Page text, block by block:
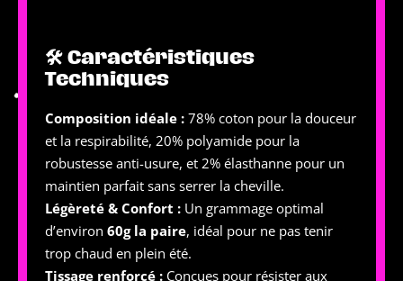
🛠 Caractéristiques
Techniques
Composition idéale : 78% coton pour la douceur
et la respirabilité, 20% polyamide pour la
robustesse anti-usure, et 2% élasthanne pour un
maintien parfait sans serrer la cheville.
Légèreté & Confort : Un grammage optimal
d’environ 60g la paire, idéal pour ne pas tenir
trop chaud en plein été.
Tissage renforcé : Conçues pour résister aux